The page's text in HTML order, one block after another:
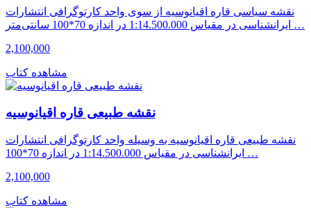
نقشه سیاسی قاره اقیانوسیه از سوی واحد کارتوگرافی انتشارات
ایرانشناسی در مقیاس 1:14.500.000 در اندازه 70*100 سانتی‌متر …
2,100,000
مشاهده کتاب
نقشه طبیعی قاره اقیانوسیه
نقشه طبیعی قاره اقیانوسیه به وسیله واحد کارتوگرافی انتشارات
ایرانشناسی در مقیاس 1:14.500.000 در اندازه 70*100 …
2,100,000
مشاهده کتاب